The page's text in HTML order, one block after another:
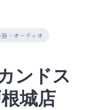
器・オーディオ
ンドス
城店